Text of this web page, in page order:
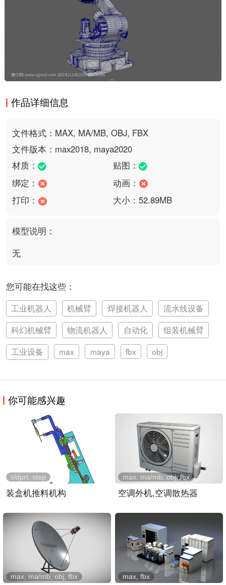
作品详细信息
文件格式：MAX, MA/MB, OBJ, FBX
文件版本：max2018, maya2020
材质：
贴图：
绑定：
动画：
打印：
大小：52.89MB
模型说明：
无
您可能在找这些：
工业机器人 机械臂 焊接机器人
流水线设备
科幻机械臂
物流机器人 自动化
组装机械臂
工业设备
max maya fbx obj
你可能感兴趣
装盒机推料机构
sldprt, step
空调外机,空调散热器
max, ma/mb, obj, fbx
max, ma/mb, obj, fbx max, fbx